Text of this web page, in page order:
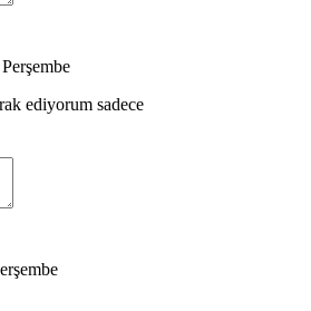
ediyorum sadece